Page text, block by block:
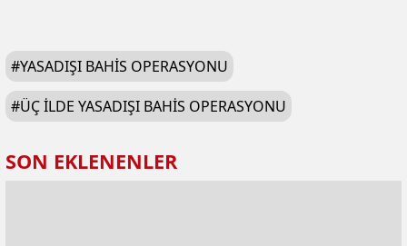
#YASADIŞI BAHIS OPERASYONU
#ÜÇ ILDE YASADIŞI BAHIS OPERASYONU
SON EKLENENLER